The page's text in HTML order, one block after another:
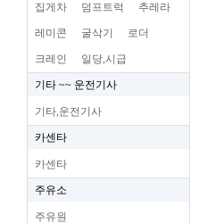
집게차 덤프트럭 추레라
레미콘 굴삭기 로더
크레인 일당,시급
기타 ~~ 운전기사
기타,운전기사
카센타
카센타
주유소
주유원